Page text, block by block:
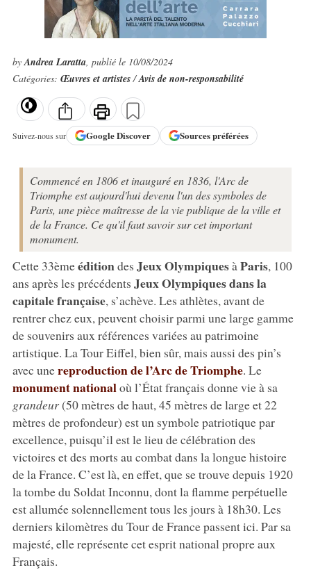
byAndrea Laratta, publié le 10/08/2024
Catégories: Œuvres et artistes/Avis de non-responsabilité
Suivez-nous sur GoogleDiscover Sources préférées
Commencé en 1806 et inauguré en 1836, l'Arc de
Triomphe est aujourd'hui devenu l'un des symboles de
Paris, une pièce maîtresse de la vie publique de la ville et
de la France. Ce qu'il faut savoir sur cet important
monument.
Cette 33èmeéditiondes JeuxOlympiquesà Paris, 100
ans après les précédents Jeux Olympiques dans la
capitale française, s’achève. Les athlètes, avant de
rentrer chez eux, peuvent choisir parmi une large gamme
de souvenirs aux références variées au patrimoine
artistique. La Tour Eiffel, bien sûr, mais aussi des pin’s
avec unereproduction de l’Arc de Triomphe. Le
monument nationaloù l’État français donne vie à sa
grandeur(50 mètres de haut, 45 mètres de large et 22
mètres de profondeur) est un symbole patriotique par
excellence, puisqu’il est le lieu de célébration des
victoires et des morts au combat dans la longue histoire
de la France. C’est là, en effet, que se trouve depuis 1920
la tombe du Soldat Inconnu, dont la flamme perpétuelle
est allumée solennellement tous les jours à 18h30. Les
derniers kilomètres du Tour de France passent ici. Par sa
majesté, elle représente cet esprit national propre aux
Français.